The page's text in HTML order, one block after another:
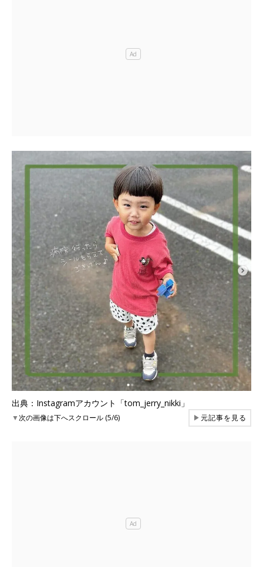
出典：Instagramアカウント「tom_jerry_nikki」
▼次の画像は下へスクロール (5/6) ▶元記事を見る